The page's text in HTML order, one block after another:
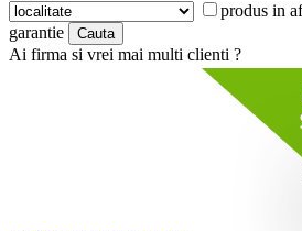
produs in
garantie
Ai firma si vrei mai multi clienti ?